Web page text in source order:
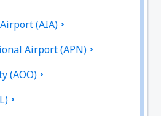
(AIA)
Airport (APN)
(AOO)